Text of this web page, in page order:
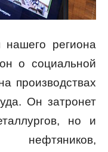
региона
о социальной
производствах
Он затронет
но и